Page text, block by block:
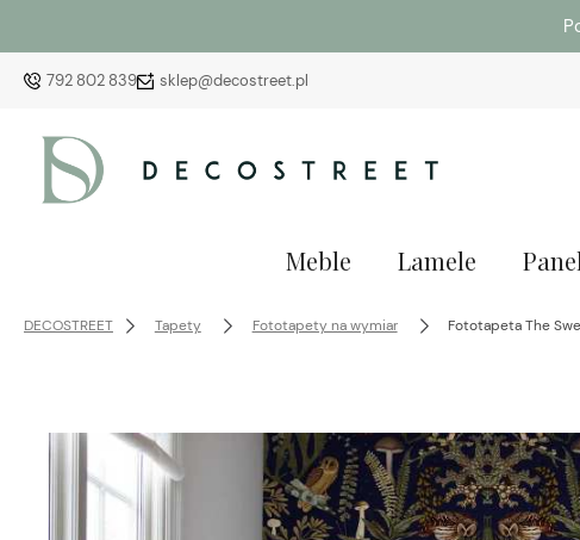
792 802 839 sklep@decostreet.pl
Meble Lamele
DECOSTREET Tapety Fototapety na wymiar Fototapeta The